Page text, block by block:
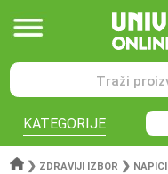
KATEGORIJE
❯ ZDRAVIJI IZBOR ❯ NAPICI